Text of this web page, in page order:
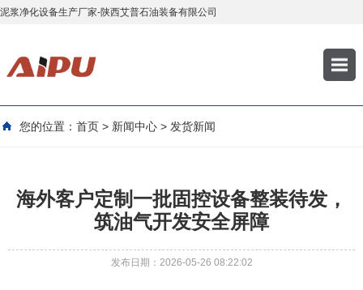
泥浆净化设备生产厂家-陕西艾普石油装备有限公司
您的位置： 首页 > 新闻中心 > 发货新闻
海外客户定制一批固控设备整装待发，
筑油气开发安全屏障
发布日期：2026-05-26 08:22:02